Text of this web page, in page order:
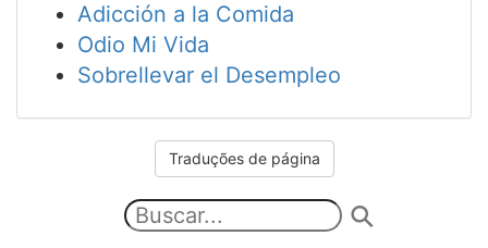
Adicción a la Comida
Odio Mi Vida
Sobrellevar el Desempleo
Traduções de página